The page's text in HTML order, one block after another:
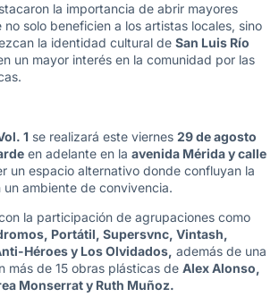
la importancia de abrir mayores
solo beneficien a los artistas locales, sino
la identidad cultural de San Luis Río
un mayor interés en la comunidad por las
1 se realizará este viernes 29 de agosto
en adelante en la avenida Mérida y calle
un espacio alternativo donde confluyan la
un ambiente de convivencia.
la participación de agrupaciones como
Portátil, Supersvnc, Vintash,
Héroes y Los Olvidados, además de una
más de 15 obras plásticas de Alex Alonso,
Monserrat y Ruth Muñoz.